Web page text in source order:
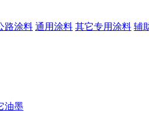
路涂料 通用涂料 其它专用涂料 辅
油墨